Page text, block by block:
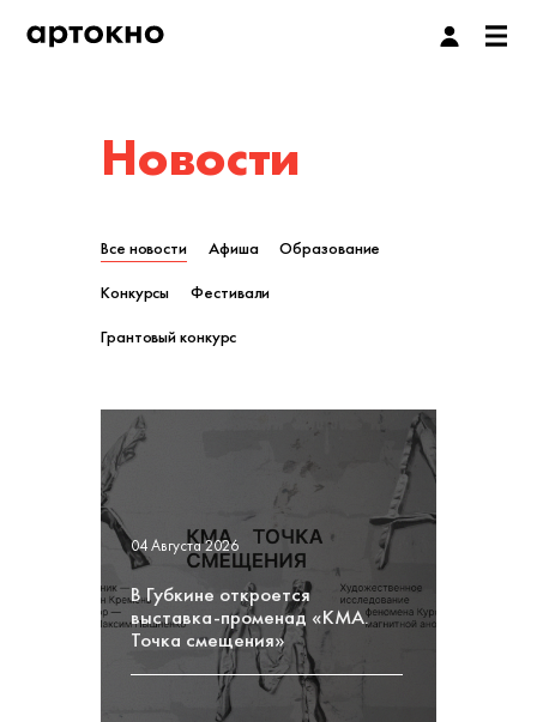
Новости
Все новости Афиша Образование
Конкурсы Фестивали
Грантовый конкурс
04 Августа 2026
В Губкине откроется
выставка-променад «КМА.
Точка смещения»